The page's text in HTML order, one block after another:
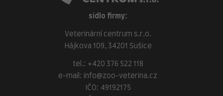
sídlo firmy:
Veterinární centrum s.r.o.
Hájkova 109, 34201 Sušice
tel.: +420 376 522 118
e-mail:
info@zoo-veterina.cz
IČO: 49192175